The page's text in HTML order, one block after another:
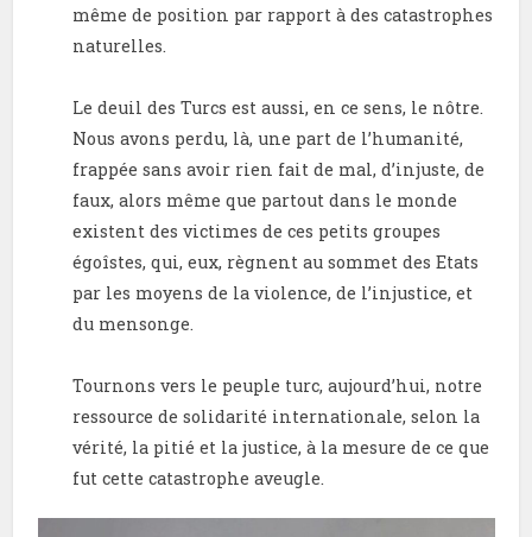
même de position par rapport à des catastrophes
naturelles.
Le deuil des Turcs est aussi, en ce sens, le nôtre.
Nous avons perdu, là, une part de l’humanité,
frappée sans avoir rien fait de mal, d’injuste, de
faux, alors même que partout dans le monde
existent des victimes de ces petits groupes
égoîstes, qui, eux, règnent au sommet des Etats
par les moyens de la violence, de l’injustice, et
du mensonge.
Tournons vers le peuple turc, aujourd’hui, notre
ressource de solidarité internationale, selon la
vérité, la pitié et la justice, à la mesure de ce que
fut cette catastrophe aveugle.